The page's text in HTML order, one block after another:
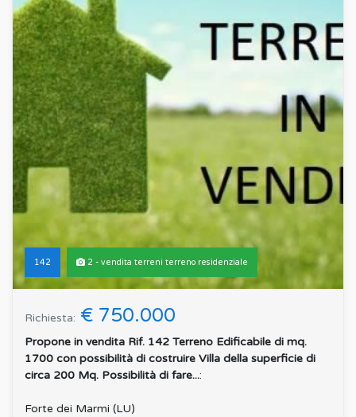
142 2 - vendita terreni terreno residenziale
Richiesta: € 750.000
Propone in vendita Rif. 142 Terreno Edificabile di mq.
1700 con possibilità di costruire Villa della superficie di
circa 200 Mq. Possibilità di fare...:
Forte dei Marmi (LU)